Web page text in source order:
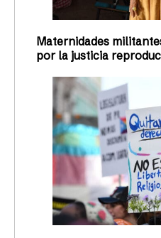
Maternidades
por la justicia